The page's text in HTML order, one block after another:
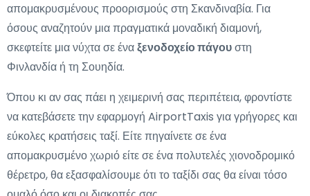
απομακρυσμένους προορισμούς στη Σκανδιναβία. Για
όσους αναζητούν μια πραγματικά μοναδική διαμονή,
σκεφτείτε μια νύχτα σε έναξενοδοχείο πάγουστη
Φινλανδία ή τη Σουηδία.
Όπου κι αν σας πάει η χειμερινή σας περιπέτεια, φροντίστε
να κατεβάσετε την εφαρμογή AirportTaxis για γρήγορες και
εύκολες κρατήσεις ταξί. Είτε πηγαίνετε σε ένα
απομακρυσμένο χωριό είτε σε ένα πολυτελές χιονοδρομικό
θέρετρο, θα εξασφαλίσουμε ότι το ταξίδι σας θα είναι τόσο